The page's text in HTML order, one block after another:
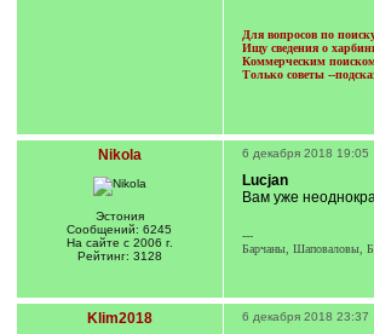
Для вопросов по
Ищу сведения о
Коммерческим
Только советы --
Nikola
Эстония
Сообщений: 6245
На сайте с 2006 г.
Рейтинг: 3128
6 декабря 2018 19:05
Lucjan
Вам уже
---
Барчаны, Шаповаловы,
Klim2018 6 декабря 2018 23:37